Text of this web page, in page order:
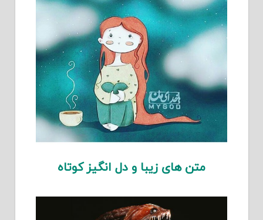
متن های زیبا و دل انگیز کوتاه